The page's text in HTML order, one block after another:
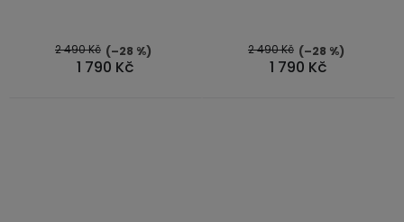
5
hvězdiček.
1 790 Kč
2 490 Kč (–28 %)
1 790 Kč
2 490 Kč (–28 %)